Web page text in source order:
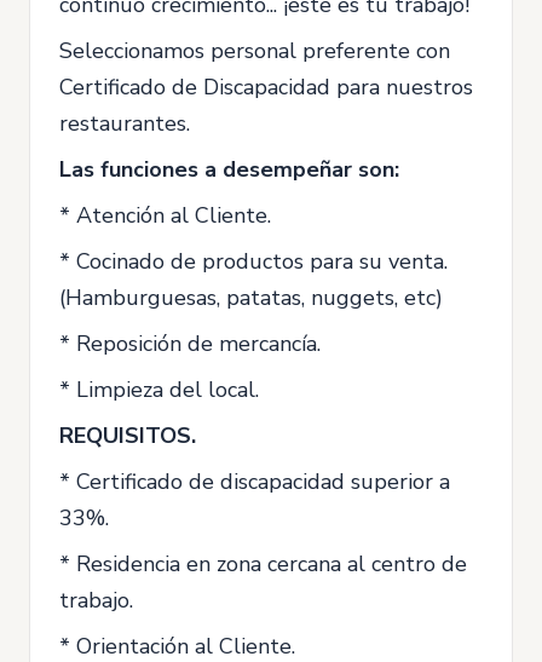
Seleccionamos personal preferente con
Certificado de Discapacidad para nuestros
restaurantes.
Las funciones a desempeñar son:
* Atención al Cliente.
* Cocinado de productos para su venta.
(Hamburguesas, patatas, nuggets, etc)
* Reposición de mercancía.
* Limpieza del local.
REQUISITOS.
* Certificado de discapacidad superior a
33%.
* Residencia en zona cercana al centro de
trabajo.
* Orientación al Cliente.